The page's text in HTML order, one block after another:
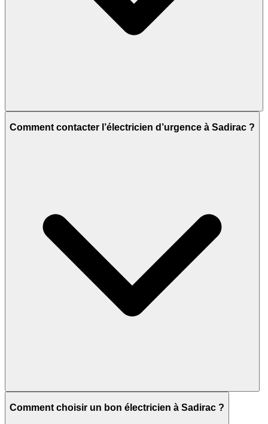
Comment contacter l’électricien d’urgence à Sadirac ?
Comment choisir un bon électricien à Sadirac ?